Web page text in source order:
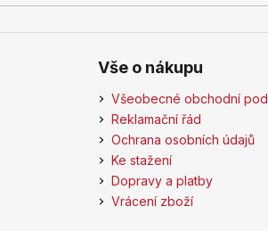
Vše o nákupu
Všeobecné obchodní
Reklamační řád
Ochrana osobních údajů
Ke stažení
Dopravy a platby
Vrácení zboží